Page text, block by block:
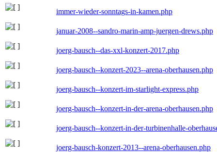
immer-wieder-sonntags-in-kamen.php
januar-2008--sandro-marin-amp-juergen-drews.php
joerg-bausch--das-xxl-konzert-2017.php
joerg-bausch--konzert-2023--arena-oberhausen.php
joerg-bausch--konzert-im-starlight-express.php
joerg-bausch--konzert-in-der-arena-oberhausen.php
joerg-bausch--konzert-in-der-turbinenhalle-
joerg-bausch-konzert-2013--arena-oberhausen.php